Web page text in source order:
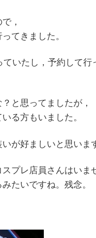
，
てきました。
いたし，予約して行
と思ってましたが，
る方もいました。
が好ましいと思いま
プレ店員さんはいま
たいですね。残念。